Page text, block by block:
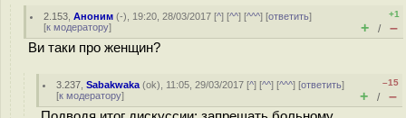
2.153 ,Аноним (-), 19:20, 28/03/2017 [^] [^^] [^^^] [ответить]
[к модератору]
+1
+ / –
Ви таки про женщин?
3.237 ,Sabakwaka (ok), 11:05, 29/03/2017 [^] [^^] [^^^] [ответить]
[к модератору]
–15
+ / –